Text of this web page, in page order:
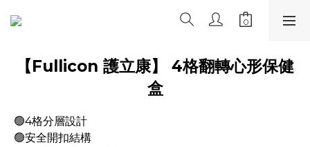
【Fullicon 護立康】 4格翻轉心形保健
盒
🟢4格分層設計
🟢安全開扣結構